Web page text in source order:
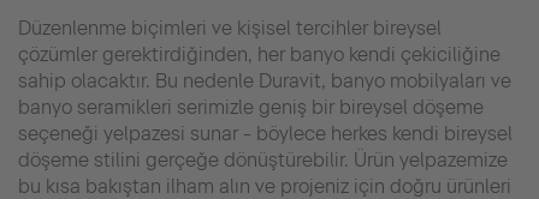
Düzenlenme biçimleri ve kişisel tercihler bireysel
çözümler gerektirdiğinden, her banyo kendi çekiciliğine
sahip olacaktır. Bu nedenle Duravit, banyo mobilyaları ve
banyo seramikleri serimizle geniş bir bireysel döşeme
seçeneği yelpazesi sunar - böylece herkes kendi bireysel
döşeme stilini gerçeğe dönüştürebilir. Ürün yelpazemize
bu kısa bakıştan ilham alın ve projeniz için doğru ürünleri